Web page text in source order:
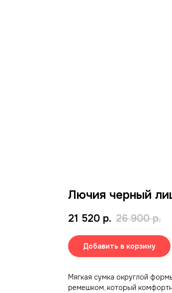
Лючия черный
21 520 р. 26 900 р.
Добавить в корзину
Мягкая сумка округлой
ремешком, который